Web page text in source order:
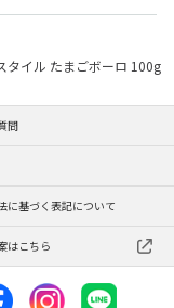
タイル たまごボーロ 100g
問
に基づく表記について
はこちら